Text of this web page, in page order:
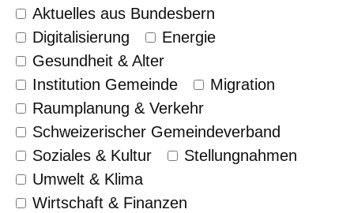
Aktuelles aus Bundesbern
Digitalisierung
Energie
Gesundheit & Alter
Institution Gemeinde
Migration
Raumplanung & Verkehr
Schweizerischer Gemeinde­verband
Soziales & Kultur
Stellungnahmen
Umwelt & Klima
Wirtschaft & Finanzen